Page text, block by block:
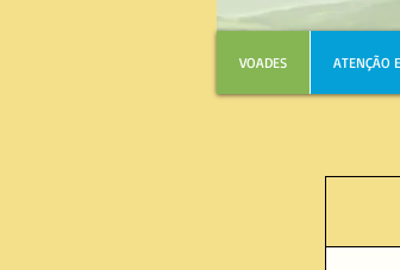
VOADES ATENÇÃO